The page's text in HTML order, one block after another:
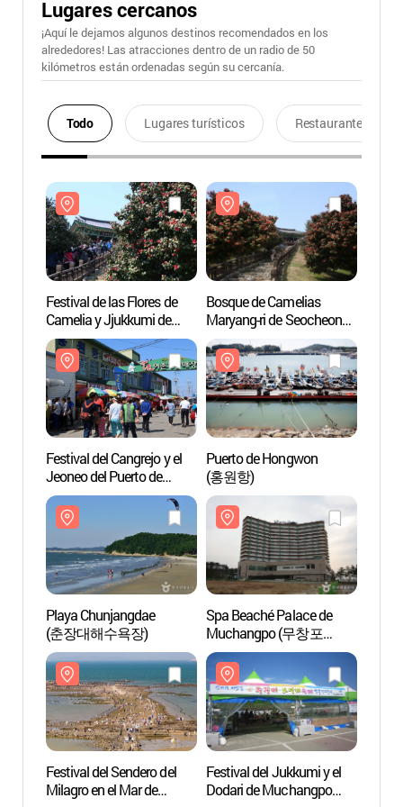
Lugares cercanos
¡Aquí le dejamos algunos destinos recomendados en los
alrededores! Las atracciones dentro de un radio de 50
kilómetros están ordenadas según su cercanía.
Todo Lugares turísticos Restaurantes
Festival de las Flores de
Camelia y Jjukkumi de
Seocheon (서천 동백꽃
주꾸미 축제)
Bosque de Camelias
Maryang-ri de Seocheon
(서천 마량리 동백나무 숲)
Festival del Cangrejo y el
Jeoneo del Puerto de
Hongwon en Seocheon
(서천 홍원항 자연산 전어
꽃게 축제)
Puerto de Hongwon
(홍원항)
Playa Chunjangdae
(춘장대해수욕장)
Spa Beaché Palace de
Muchangpo (무창포
비체팰리스 스파)
Festival del Sendero del
Milagro en el Mar de
Festival del Jukkumi y el
Dodari de Muchangpo